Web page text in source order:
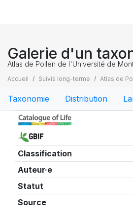
Galerie d'un
Atlas de Pollen de l'Université de
Accueil Suivis long-terme Atlas de
Taxonomie Distribution
Taxonomie
Classification
Auteur·e
Statut
Source